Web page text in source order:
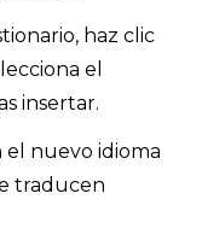
haz clic
el
insertar.
el nuevo idioma
traducen